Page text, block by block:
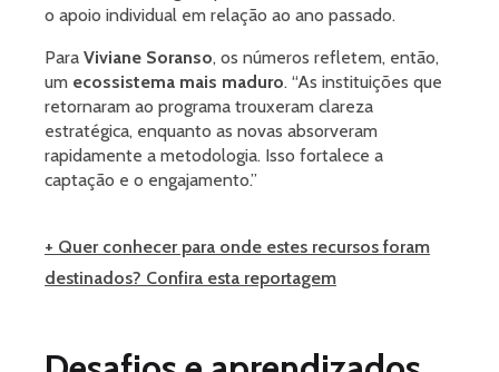
o apoio individual em relação ao ano passado.
Para Viviane Soranso, os números refletem, então,
um ecossistema mais maduro. “As instituições que
retornaram ao programa trouxeram clareza
estratégica, enquanto as novas absorveram
rapidamente a metodologia. Isso fortalece a
captação e o engajamento.”
+ Quer conhecer para onde estes recursos foram
destinados? Confira esta reportagem